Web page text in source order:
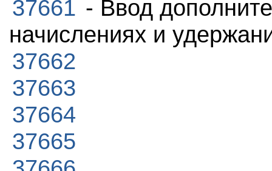
37661 - Ввод
начислениях и
37662
37663
37664
37665